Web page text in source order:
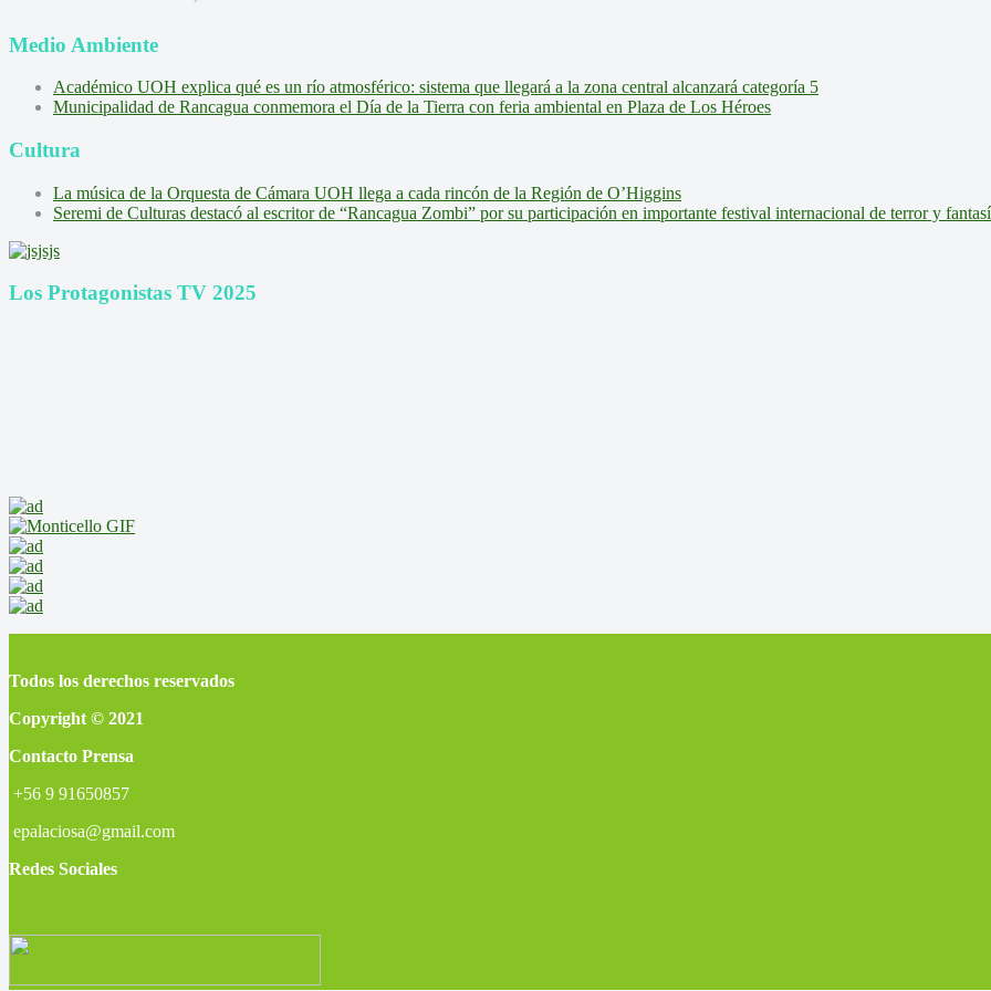
Medio Ambiente
Académico UOH explica qué es un río atmosférico: sistema que llegará a la zona central alcanzará categoría 5
Municipalidad de Rancagua conmemora el Día de la Tierra con feria ambiental en Plaza de Los Héroes
Cultura
La música de la Orquesta de Cámara UOH llega a cada rincón de la Región de O’Higgins
Seremi de Culturas destacó al escritor de “Rancagua Zombi” por su participación en importante festival internacional de terror y
Los Protagonistas TV 2025
Todos los derechos reservados
Copyright © 2021
Contacto Prensa
+56 9 91650857
epalaciosa@gmail.com
Redes Sociales